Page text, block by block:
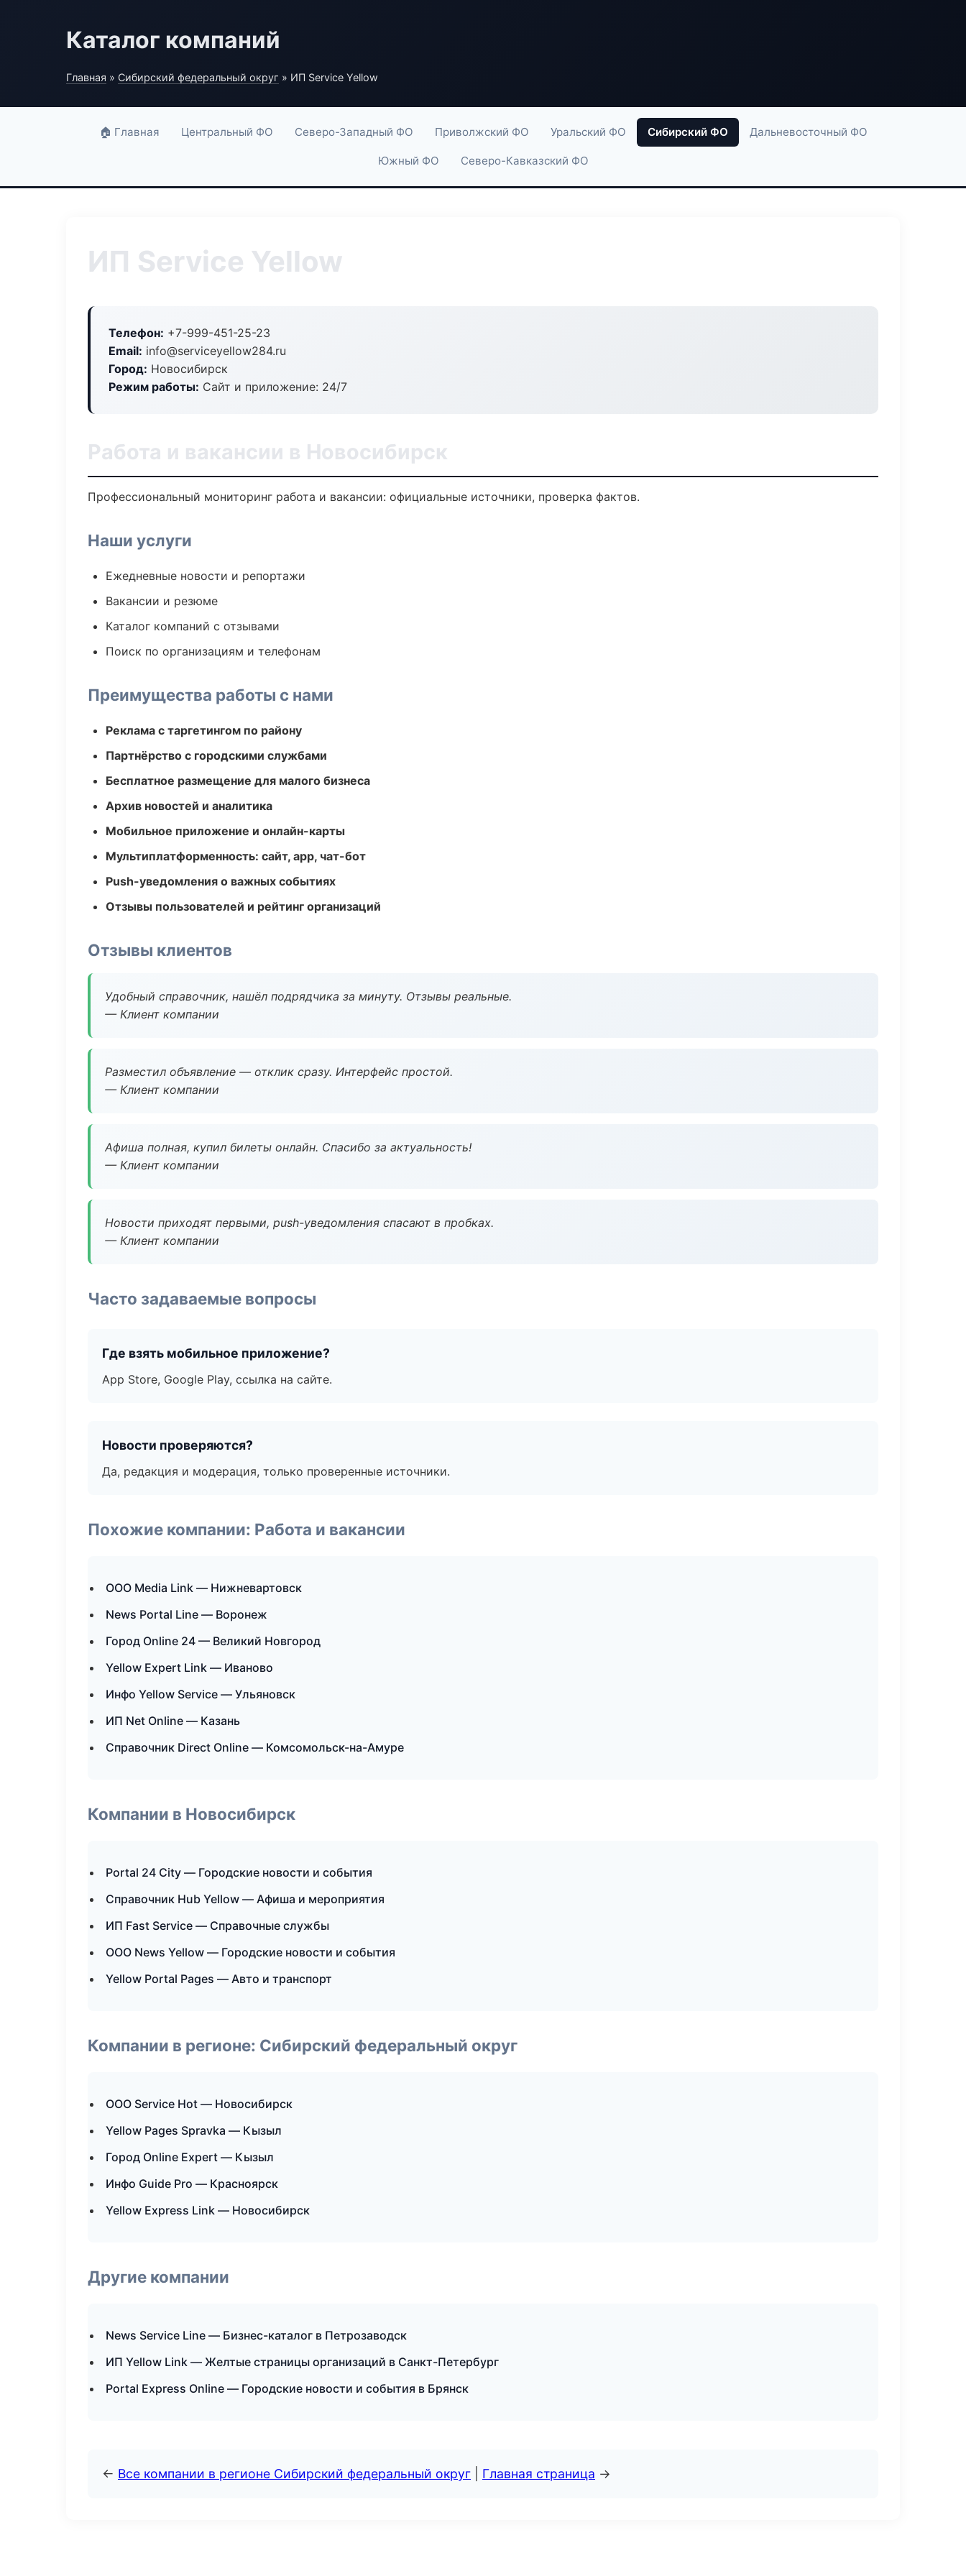
Каталог компаний
Главная » Сибирский федеральный округ » ИП Service Yellow
🏠 Главная Центральный ФО Северо-Западный ФО Приволжский ФО Уральский ФО Сибирский ФО Дальневосточный ФО
Южный ФО Северо-Кавказский ФО
ИП Service Yellow
Телефон: +7-999-451-25-23
Email: info@serviceyellow284.ru
Город: Новосибирск
Режим работы: Сайт и приложение: 24/7
Работа и вакансии в Новосибирск
Профессиональный мониторинг работа и вакансии: официальные источники, проверка фактов.
Наши услуги
Ежедневные новости и репортажи
Вакансии и резюме
Каталог компаний с отзывами
Поиск по организациям и телефонам
Преимущества работы с нами
Реклама с таргетингом по району
Партнёрство с городскими службами
Бесплатное размещение для малого бизнеса
Архив новостей и аналитика
Мобильное приложение и онлайн-карты
Мультиплатформенность: сайт, app, чат-бот
Push-уведомления о важных событиях
Отзывы пользователей и рейтинг организаций
Отзывы клиентов
Удобный справочник, нашёл подрядчика за минуту. Отзывы реальные.
— Клиент компании
Разместил объявление — отклик сразу. Интерфейс простой.
— Клиент компании
Афиша полная, купил билеты онлайн. Спасибо за актуальность!
— Клиент компании
Новости приходят первыми, push-уведомления спасают в пробках.
— Клиент компании
Часто задаваемые вопросы
Где взять мобильное приложение?
App Store, Google Play, ссылка на сайте.
Новости проверяются?
Да, редакция и модерация, только проверенные источники.
Похожие компании: Работа и вакансии
ООО Media Link — Нижневартовск
News Portal Line — Воронеж
Город Online 24 — Великий Новгород
Yellow Expert Link — Иваново
Инфо Yellow Service — Ульяновск
ИП Net Online — Казань
Справочник Direct Online — Комсомольск-на-Амуре
Компании в Новосибирск
Portal 24 City — Городские новости и события
Справочник Hub Yellow — Афиша и мероприятия
ИП Fast Service — Справочные службы
ООО News Yellow — Городские новости и события
Yellow Portal Pages — Авто и транспорт
Компании в регионе: Сибирский федеральный округ
ООО Service Hot — Новосибирск
Yellow Pages Spravka — Кызыл
Город Online Expert — Кызыл
Инфо Guide Pro — Красноярск
Yellow Express Link — Новосибирск
Другие компании
News Service Line — Бизнес-каталог в Петрозаводск
ИП Yellow Link — Желтые страницы организаций в Санкт-Петербург
Portal Express Online — Городские новости и события в Брянск
← Все компании в регионе Сибирский федеральный округ Главная страница →